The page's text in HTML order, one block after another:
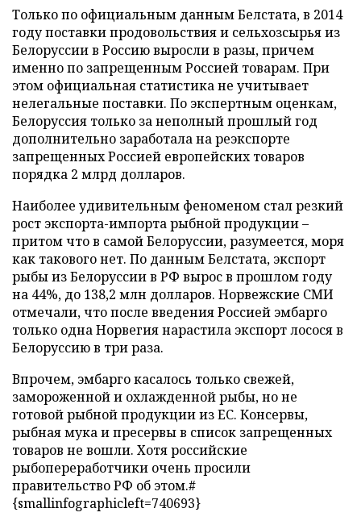
Только по официальным данным Белстата, в 2014
году поставки продовольствия и сельхозсырья из
Белоруссии в Россию выросли в разы, причем
именно по запрещенным Россией товарам. При
этом официальная статистика не учитывает
нелегальные поставки. По экспертным оценкам,
Белоруссия только за неполный прошлый год
дополнительно заработала на реэкспорте
запрещенных Россией европейских товаров
порядка 2 млрд долларов.
Наиболее удивительным феноменом стал резкий
рост экспорта-импорта рыбной продукции –
притом что в самой Белоруссии, разумеется, моря
как такового нет. По данным Белстата, экспорт
рыбы из Белоруссии в РФ вырос в прошлом году
на 44%, до 138,2 млн долларов. Норвежские СМИ
отмечали, что после введения Россией эмбарго
только одна Норвегия нарастила экспорт лосося в
Белоруссию в три раза.
Впрочем, эмбарго касалось только свежей,
замороженной и охлажденной рыбы, но не
готовой рыбной продукции из ЕС. Консервы,
рыбная мука и пресервы в список запрещенных
товаров не вошли. Хотя российские
рыбопереработчики очень просили
правительство РФ об этом.#
{smallinfographicleft=740693}